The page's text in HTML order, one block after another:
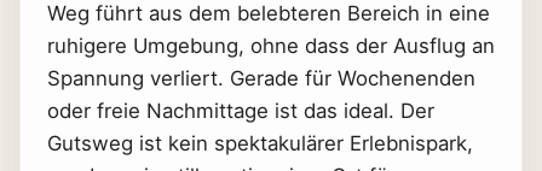
Weg führt aus dem belebteren Bereich in eine
ruhigere Umgebung, ohne dass der Ausflug an
Spannung verliert. Gerade für Wochenenden
oder freie Nachmittage ist das ideal. Der
Gutsweg ist kein spektakulärer Erlebnispark,